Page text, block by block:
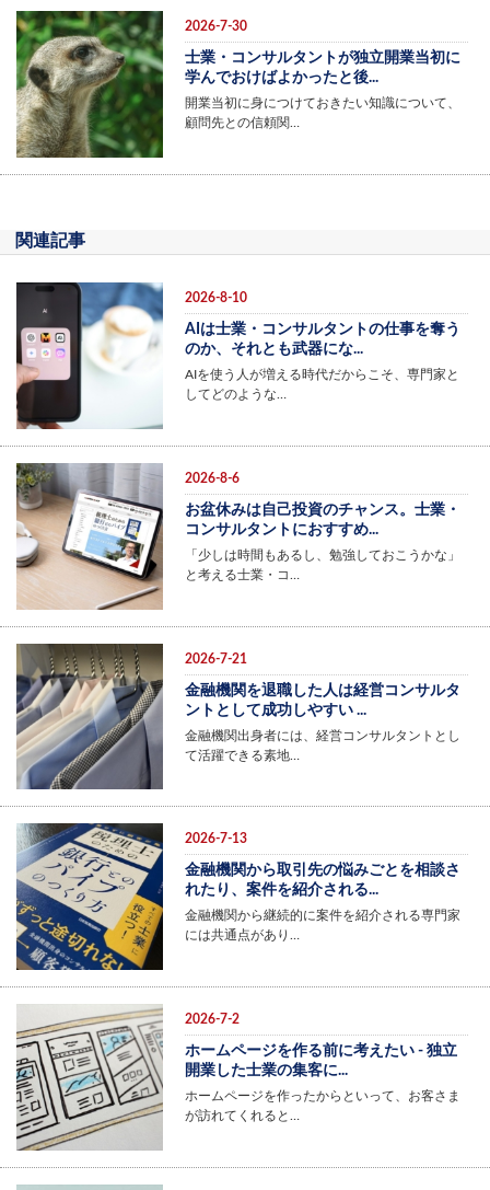
2026-7-30
士業・コンサルタントが独立開業当初に
学んでおけばよかったと後...
開業当初に身につけておきたい知識について、
顧問先との信頼関…
関連記事
2026-8-10
AIは士業・コンサルタントの仕事を奪う
のか、それとも武器にな...
AIを使う人が増える時代だからこそ、専門家と
してどのような…
2026-8-6
お盆休みは自己投資のチャンス。士業・
コンサルタントにおすすめ...
「少しは時間もあるし、勉強しておこうかな」
と考える士業・コ…
2026-7-21
金融機関を退職した人は経営コンサルタ
ントとして成功しやすい ...
金融機関出身者には、経営コンサルタントとし
て活躍できる素地…
2026-7-13
金融機関から取引先の悩みごとを相談さ
れたり、案件を紹介される...
金融機関から継続的に案件を紹介される専門家
には共通点があり…
2026-7-2
ホームページを作る前に考えたい - 独立
開業した士業の集客に...
ホームページを作ったからといって、お客さま
が訪れてくれると…